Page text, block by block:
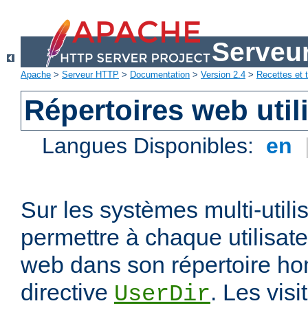
Apache > Serveur HTTP > Documentation > Version 2.4 > Recettes et
Répertoires web
Langues Disponibles: en
Sur les systèmes multi-
permettre à chaque
web dans son répertoire
directive UserDir. Les